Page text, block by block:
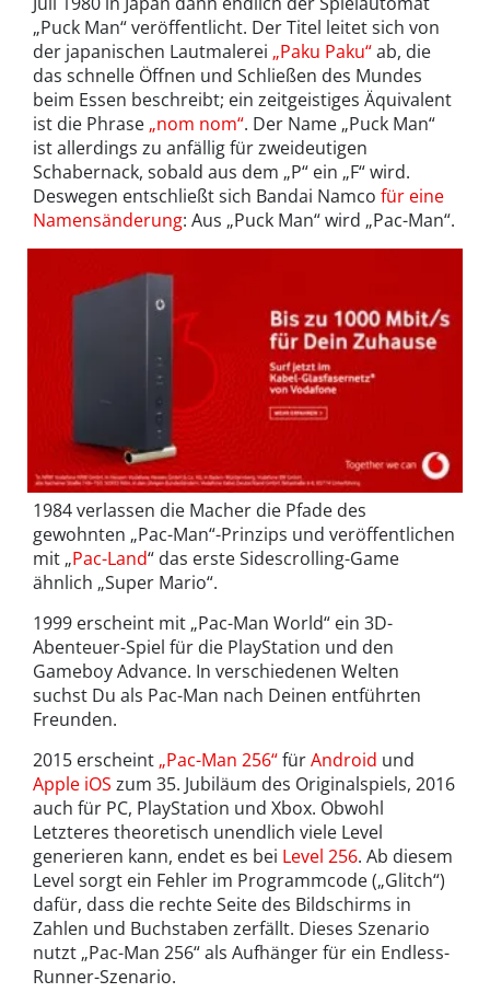
„Puck Man“ veröffentlicht. Der Titel leitet sich von
der japanischen Lautmalerei „Paku Paku“ab, die
das schnelle Öffnen und Schließen des Mundes
beim Essen beschreibt; ein zeitgeistiges Äquivalent
ist die Phrase „nom nom“. Der Name „Puck Man“
ist allerdings zu anfällig für zweideutigen
Schabernack, sobald aus dem „P“ ein „F“ wird.
Deswegen entschließt sich Bandai Namco für eine
Namensänderung: Aus „Puck Man“ wird „Pac-Man“.
1984 verlassen die Macher die Pfade des
gewohnten „Pac-Man“-Prinzips und veröffentlichen
mit „Pac-Land“ das erste Sidescrolling-Game
ähnlich „Super Mario“.
1999 erscheint mit „Pac-Man World“ ein 3D-
Abenteuer-Spiel für die PlayStation und den
Gameboy Advance. In verschiedenen Welten
suchst Du als Pac-Man nach Deinen entführten
Freunden.
2015 erscheint „Pac-Man 256“fürAndroid und
Apple iOS zum 35. Jubiläum des Originalspiels, 2016
auch für PC, PlayStation und Xbox. Obwohl
Letzteres theoretisch unendlich viele Level
generieren kann, endet es bei Level 256. Ab diesem
Level sorgt ein Fehler im Programmcode („Glitch“)
dafür, dass die rechte Seite des Bildschirms in
Zahlen und Buchstaben zerfällt. Dieses Szenario
nutzt „Pac-Man 256“ als Aufhänger für ein Endless-
Runner-Szenario.